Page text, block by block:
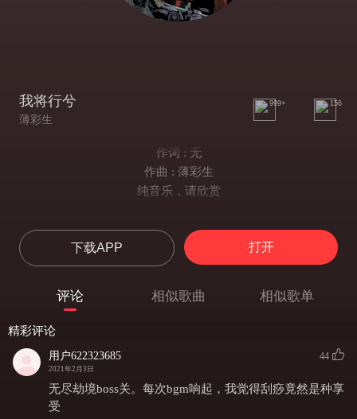
我将行兮
薄彩生
999+ 156
作词 : 无
作曲 : 薄彩生
纯音乐，请欣赏
下载APP 打开
评论 相似歌曲 相似歌单
精彩评论
用户622323685
2021年2月3日
44
无尽劫境boss关。每次bgm响起，我觉得刮痧竟然是种享
受